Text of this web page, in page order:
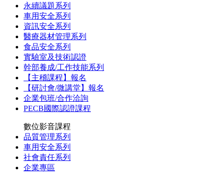
永續議題系列
車用安全系列
資訊安全系列
醫療器材管理系列
食品安全系列
實驗室及技術認證
幹部養成/工作技能系列
【主稽課程】報名
【研討會/微講堂】報名
企業包班/合作洽詢
PECB國際認證課程
數位影音課程
品質管理系列
車用安全系列
社會責任系列
企業專區